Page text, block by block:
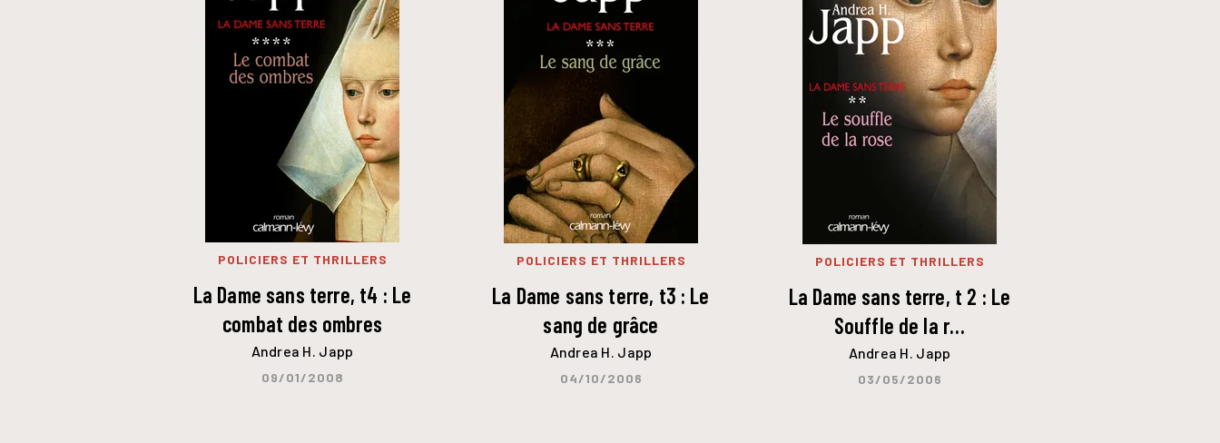
POLICIERS ET THRILLERS
La Dame sans terre, t4 : Le
combat des ombres
Andrea H. Japp
09/01/2008
POLICIERS ET THRILLERS
La Dame sans terre, t3 : Le
sang de grâce
Andrea H. Japp
04/10/2006
POLICIERS ET THRILLERS
La Dame sans terre, t 2 : Le
Souffle de la r…
Andrea H. Japp
03/05/2006